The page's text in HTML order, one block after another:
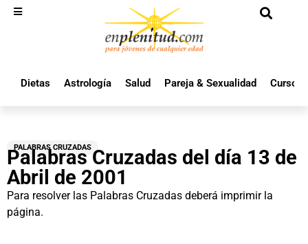
Dietas Astrología Salud Pareja & Sexualidad Cursos
PALABRAS CRUZADAS
Palabras Cruzadas del día 13 de
Abril de 2001
Para resolver las Palabras Cruzadas deberá imprimir la
página.